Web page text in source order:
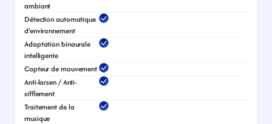
ambiant
Détection automatique
d’environnement
Adaptation binaurale
intelligente
Capteur de mouvement
Anti-larsen / Anti-
sifflement
Traitement de la
musique